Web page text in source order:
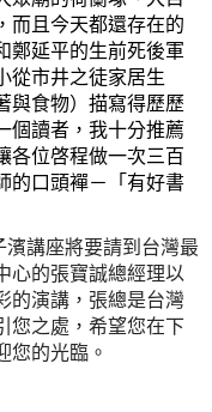
而且今天都還存在的
鄭延平的生前死後軍
從市井之徒家居生
與食物）描寫得歷歷
個讀者，我十分推薦
各位啓程做一次三百
的口頭襌－「有好書
講座將要請到台灣最
心的張寶誠總經理以
的演講，張總是台灣
您之處，希望您在下
您的光臨。